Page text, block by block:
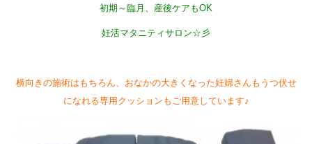
初期～臨月、産後ケアもOK
妊活マタニティサロン☆彡
横向きの施術はもちろん、おなかの大きくなった妊婦さんもうつ伏せ
になれる専用クッションもご用意しています♪